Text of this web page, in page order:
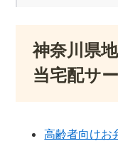
神奈川県
当宅配サ
高齢者向けお